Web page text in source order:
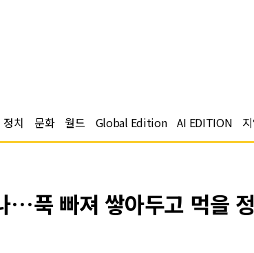
정치 문화 월드 Global Edition AI EDITION
…푹 빠져 쌓아두고 먹을